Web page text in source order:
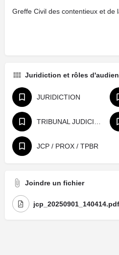
Greffe Civil des contentieux et de
Juridiction et rôles
JURIDICTION
JCP / PROX / TPBR
Joindre un fichier
jcp_20250901_140414.pdf